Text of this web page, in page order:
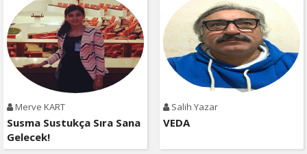
Merve KART
Susma Sustukça Sıra Sana
Gelecek!
Salih Yazar
VEDA